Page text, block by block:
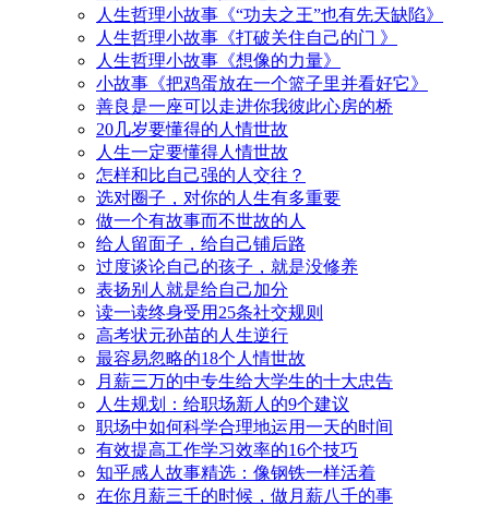
人生哲理小故事《“功夫之王”也有先天缺陷》
人生哲理小故事《打破关住自己的门 》
人生哲理小故事《想像的力量》
小故事《把鸡蛋放在一个篮子里并看好它》
善良是一座可以走进你我彼此心房的桥
20几岁要懂得的人情世故
人生一定要懂得人情世故
怎样和比自己强的人交往？
选对圈子，对你的人生有多重要
做一个有故事而不世故的人
给人留面子，给自己铺后路
过度谈论自己的孩子，就是没修养
表扬别人就是给自己加分
读一读终身受用25条社交规则
高考状元孙苗的人生逆行
最容易忽略的18个人情世故
月薪三万的中专生给大学生的十大忠告
人生规划：给职场新人的9个建议
职场中如何科学合理地运用一天的时间
有效提高工作学习效率的16个技巧
知乎感人故事精选：像钢铁一样活着
在你月薪三千的时候，做月薪八千的事